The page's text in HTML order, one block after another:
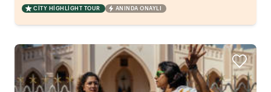
CITY HIGHLIGHT TOUR ANINDA ONAYLI